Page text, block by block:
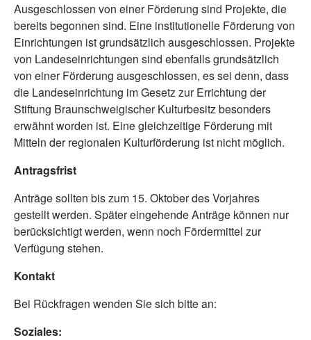
Ausgeschlossen von einer Förderung sind Projekte, die
bereits begonnen sind. Eine institutionelle Förderung von
Einrichtungen ist grundsätzlich ausgeschlossen. Projekte
von Landeseinrichtungen sind ebenfalls grundsätzlich
von einer Förderung ausgeschlossen, es sei denn, dass
die Landeseinrichtung im Gesetz zur Errichtung der
Stiftung Braunschweigischer Kulturbesitz besonders
erwähnt worden ist. Eine gleichzeitige Förderung mit
Mitteln der regionalen Kulturförderung ist nicht möglich.
Antragsfrist
Anträge sollten bis zum 15. Oktober des Vorjahres
gestellt werden. Später eingehende Anträge können nur
berücksichtigt werden, wenn noch Fördermittel zur
Verfügung stehen.
Kontakt
Bei Rückfragen wenden Sie sich bitte an:
Soziales: